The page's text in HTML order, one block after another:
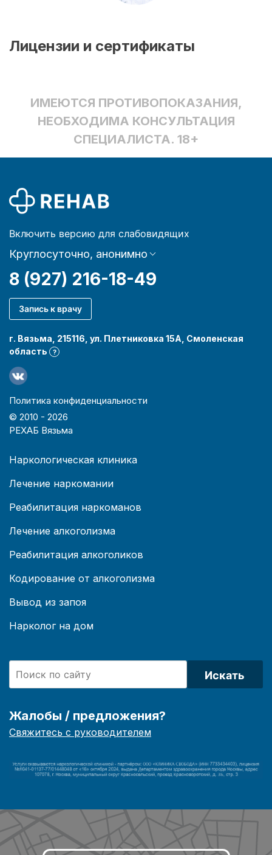
Лицензии и сертификаты
ИМЕЮТСЯ ПРОТИВОПОКАЗАНИЯ,
НЕОБХОДИМА КОНСУЛЬТАЦИЯ
СПЕЦИАЛИСТА. 18+
Включить версию для слабовидящих
Круглосуточно, анонимно
8 (927) 216-18-49
Запись к врачу
г. Вязьма, 215116, ул. Плетниковка 15А, Смоленская
область
?
Политика конфиденциальности
© 2010 - 2026
РЕХАБ Вязьма
Наркологическая клиника
Лечение наркомании
Реабилитация наркоманов
Лечение алкоголизма
Реабилитация алкоголиков
Кодирование от алкоголизма
Вывод из запоя
Нарколог на дом
Искать
Жалобы / предложения?
Свяжитесь с руководителем